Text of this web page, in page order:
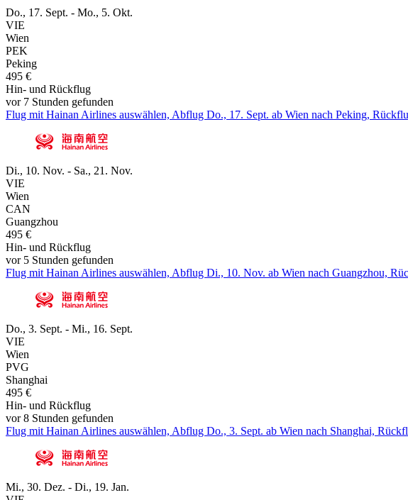
Do., 17. Sept. - Mo., 5. Okt.
VIE
Wien
PEK
Peking
495 €
Hin- und Rückflug
vor 7 Stunden gefunden
Flug mit Hainan Airlines auswählen, Abflug Do., 17. Sept. ab Wien nach Peking,
Di., 10. Nov. - Sa., 21. Nov.
VIE
Wien
CAN
Guangzhou
495 €
Hin- und Rückflug
vor 5 Stunden gefunden
Flug mit Hainan Airlines auswählen, Abflug Di., 10. Nov. ab Wien nach Guangzhou,
Do., 3. Sept. - Mi., 16. Sept.
VIE
Wien
PVG
Shanghai
495 €
Hin- und Rückflug
vor 8 Stunden gefunden
Flug mit Hainan Airlines auswählen, Abflug Do., 3. Sept. ab Wien nach Shanghai,
Mi., 30. Dez. - Di., 19. Jan.